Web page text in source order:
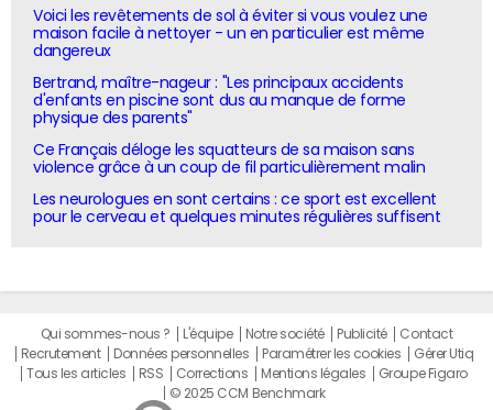
Voici les revêtements de sol à éviter si vous voulez une
maison facile à nettoyer - un en particulier est même
dangereux
Bertrand, maître-nageur : "Les principaux accidents
d'enfants en piscine sont dus au manque de forme
physique des parents"
Ce Français déloge les squatteurs de sa maison sans
violence grâce à un coup de fil particulièrement malin
Les neurologues en sont certains : ce sport est excellent
pour le cerveau et quelques minutes régulières suffisent
Qui sommes-nous ? L'équipe Notre société Publicité
Contact
Recrutement
Données personnelles Paramétrer les cookies
Gérer Utiq
Tous les articles
RSS Corrections Mentions légales
Groupe Figaro
© 2025 CCM Benchmark